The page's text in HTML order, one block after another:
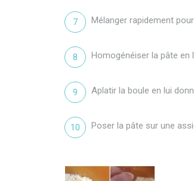
Mélanger rapidement
Homogénéiser la pâte en
Aplatir la boule en lui
Poser la pâte sur une